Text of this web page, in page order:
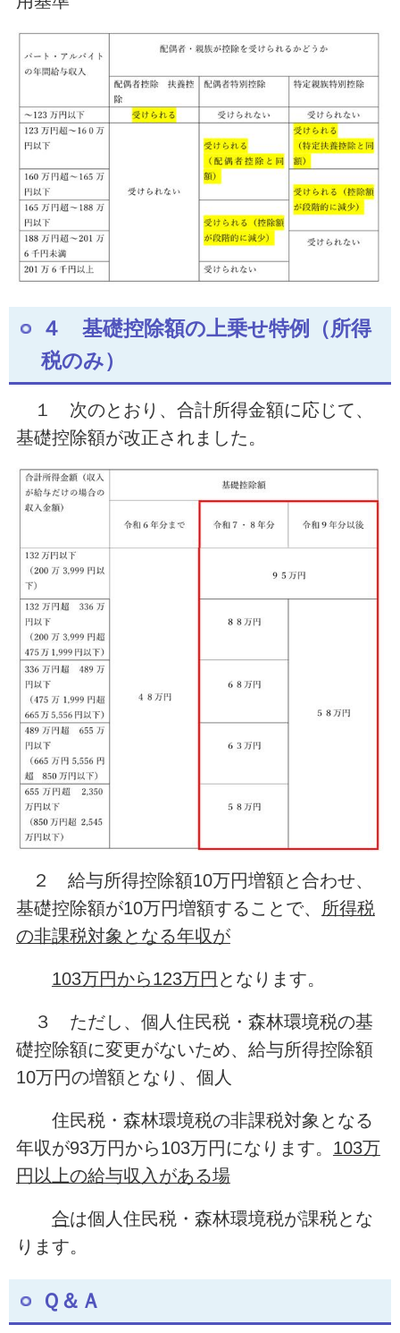
４ 基礎控除額の上乗せ特例（所得
税のみ）
１ 次のとおり、合計所得金額に応じて、
基礎控除額が改正されました。
２ 給与所得控除額10万円増額と合わせ、
基礎控除額が10万円増額することで、 所得税
の非課税対象となる年収が
103万円から123万円 となります。
３ ただし、個人住民税・森林環境税の基
礎控除額に変更がないため、給与所得控除額
10万円の増額となり、個人
住民税・森林環境税の非課税対象となる
年収が93万円から103万円になります。 103万
円以上の給与収入がある場
合は個人住民税・森林環境税が課税とな
ります。
Ｑ＆Ａ